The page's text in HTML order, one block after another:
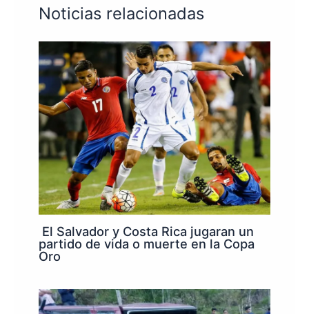
Noticias relacionadas
El Salvador y Costa Rica jugaran un
partido de vida o muerte en la Copa
Oro